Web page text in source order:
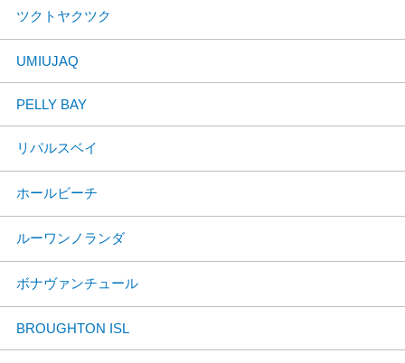
ツクトヤクツク
UMIUJAQ
PELLY BAY
リパルスベイ
ホールビーチ
ルーワンノランダ
ボナヴァンチュール
BROUGHTON ISL